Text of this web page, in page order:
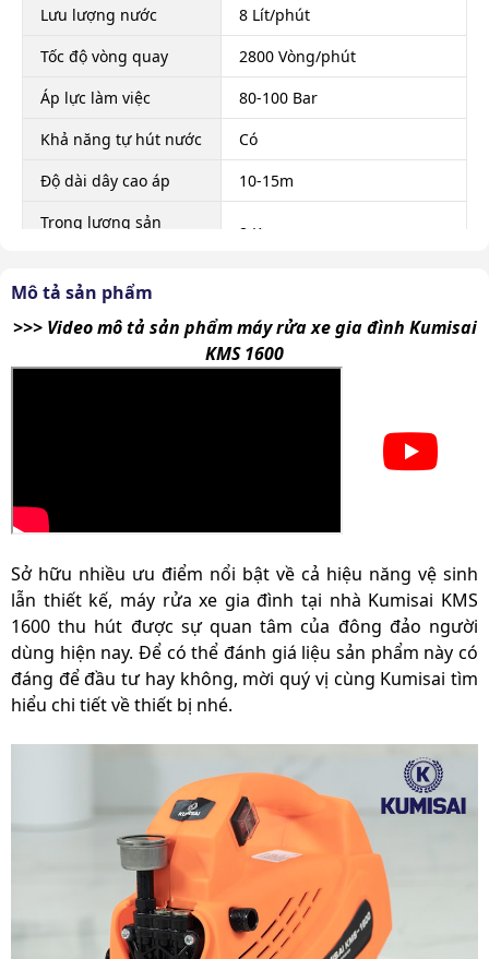
Mô tả sản phẩm
>>> Video mô tả sản phẩm máy rửa xe gia đình Kumisai
KMS 1600
Sở hữu nhiều ưu điểm nổi bật về cả hiệu năng vệ sinh
lẫn thiết kế, máy rửa xe gia đình tại nhà Kumisai KMS
1600 thu hút được sự quan tâm của đông đảo người
dùng hiện nay. Để có thể đánh giá liệu sản phẩm này có
đáng để đầu tư hay không, mời quý vị cùng Kumisai tìm
hiểu chi tiết về thiết bị nhé.
Lưu lượng nước
8 Lít/phút
Tốc độ vòng quay
2800 Vòng/phút
Áp lực làm việc
80-100 Bar
Khả năng tự hút nước
Có
Độ dài dây cao áp
10-15m
Trọng lượng sản
8 Kg
Kích thước đóng gói
Phụ kiện theo máy
Súng phun, dây dẫn nước,
khớp nối, lọc rác, dây cao áp